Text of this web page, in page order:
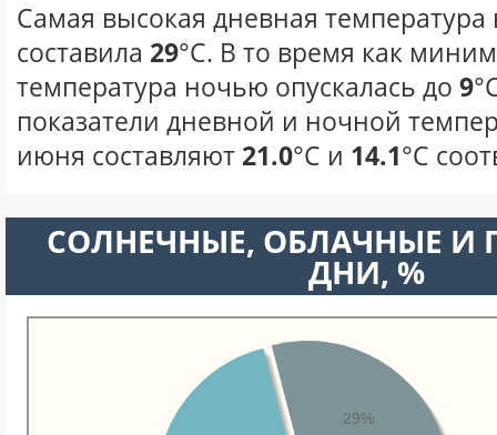
Самая высокая дневная
составила 29°С. В то время как
температура ночью опускалась до 9
показатели дневной и ночной
июня составляют 21.0°С и 14.1°С
CОЛНЕЧНЫЕ, ОБЛАЧНЫЕ И
ДНИ, %
29%